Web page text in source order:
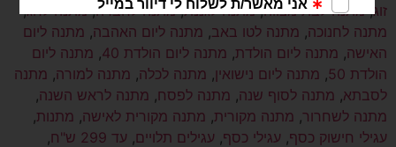
זוג,מתנה לבת מצווה,מתנה לגננת,מתנה לחברה,מתנה לחג,
מתנה לחנוכה, מתנה לטו באב, מתנה ליום האהבה, מתנה ליום
האישה, מתנה ליום הולדת, מתנה ליום הולדת 40 , מתנה ליום
הולדת 50
, מתנה ליום נישואין, מתנה לכלה, מתנה למורה, מתנה
לסבתא, מתנה לסוף שנה, מתנה לפסח, מתנה לראש השנה,
מתנה לשחרור, מתנה מקורית, מתנה מקורית לאישה, מתנות,
עגילי חישוק כסף, עגילי כסף, עגילים תלויים, עד 299 ש"ח
,